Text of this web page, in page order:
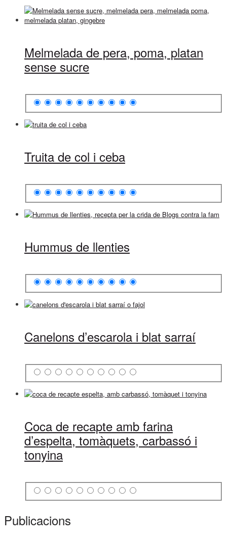
Melmelada de pera, poma, platan
sense sucre
Truita de col i ceba
Hummus de llenties
Canelons d’escarola i blat sarraí
Coca de recapte amb farina
d’espelta, tomàquets, carbassó i
tonyina
Publicacions